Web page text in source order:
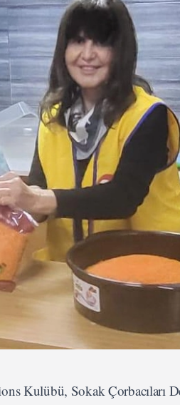
Kulübü, Sokak Çorbacıları